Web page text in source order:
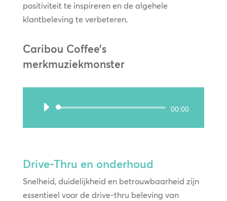
positiviteit te inspireren en de algehele
klantbeleving te verbeteren.
Caribou Coffee’s
merkmuziekmonster
Audiospeler 00:00
Drive-Thru en onderhoud
Snelheid, duidelijkheid en betrouwbaarheid zijn
essentieel voor de drive-thru beleving van